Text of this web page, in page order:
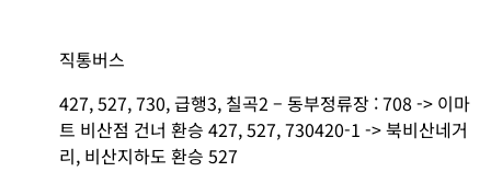
직통버스
427, 527, 730, 급행3, 칠곡2 – 동부정류장 : 708 -> 이마
트 비산점 건너 환승 427, 527, 730420-1 -> 북비산네거
리, 비산지하도 환승 527